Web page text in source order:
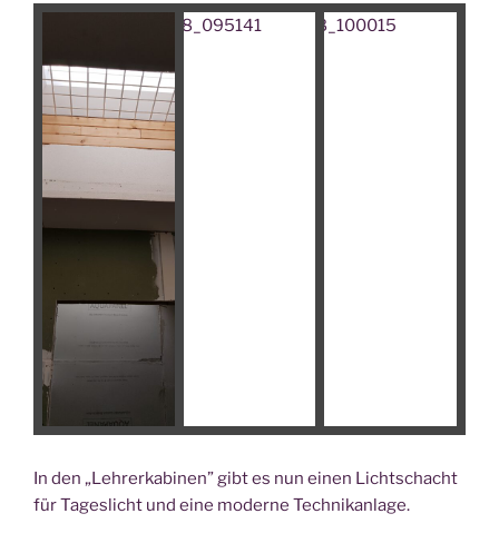
In den „Leh­rer­ka­bi­nen” gibt es nun einen Licht­schacht
für Tages­licht und eine moder­ne Technikanlage.